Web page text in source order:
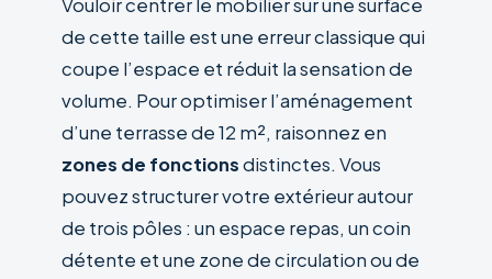
Vouloir centrer le mobilier sur une surface
de cette taille est une erreur classique qui
coupe l’espace et réduit la sensation de
volume. Pour optimiser l’aménagement
d’une terrasse de 12 m², raisonnez en
zones de fonctionsdistinctes. Vous
pouvez structurer votre extérieur autour
de trois pôles : un espace repas, un coin
détente et une zone de circulation ou de